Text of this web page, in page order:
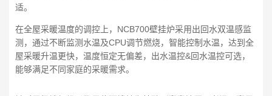
适。
在全屋采暖温度的调控上，NCB700壁挂炉采用出回水双温感监
测，通过不断监测水温及CPU调节燃烧，智能控制水温，达到全
屋采暖升温更快，温度恒定无偏差，出水温控&回水温控可选，
能够满足不同家庭的采暖需求。